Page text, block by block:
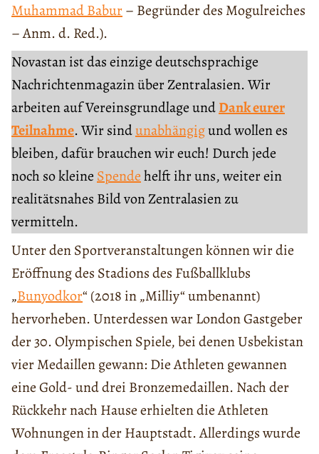
Muhammad Babur– Begründer des Mogulreiches
– Anm. d. Red.).
Novastan ist das einzige deutschsprachige
Nachrichtenmagazin über Zentralasien. Wir
arbeiten auf Vereinsgrundlage undDank eurer
Teilnahme. Wir sindunabhängigund wollen es
bleiben, dafür brauchen wir euch! Durch jede
noch so kleineSpendehelft ihr uns, weiter ein
realitätsnahes Bild von Zentralasien zu
vermitteln.
Unter den Sportveranstaltungen können wir die
Eröffnung des Stadions des Fußballklubs
„Bunyodkor“ (2018 in „Milliy“ umbenannt)
hervorheben. Unterdessen war London Gastgeber
der 30. Olympischen Spiele, bei denen Usbekistan
vier Medaillen gewann: Die Athleten gewannen
eine Gold- und drei Bronzemedaillen. Nach der
Rückkehr nach Hause erhielten die Athleten
Wohnungen in der Hauptstadt. Allerdings wurde